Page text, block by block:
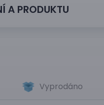
A PRODUKTU
Vyprodáno